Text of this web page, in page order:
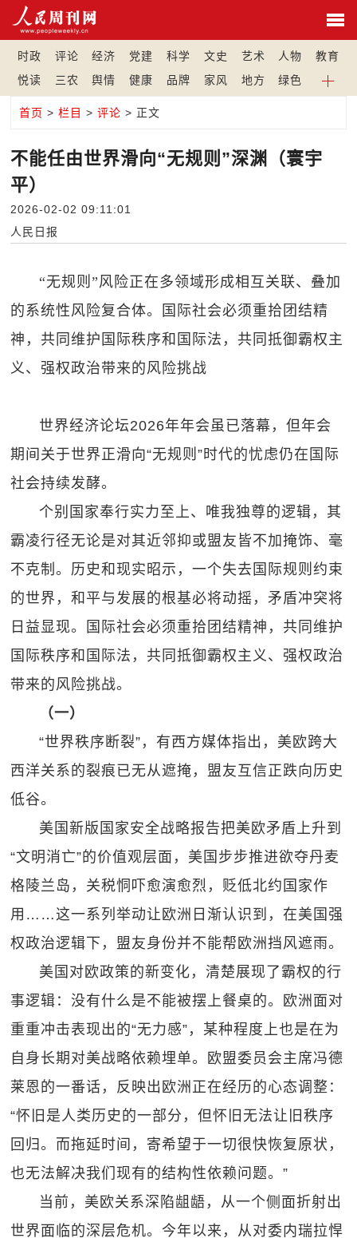
时政 评论 经济 党建 科学 文史 艺术 人物
教育
悦读
三农 舆情 健康 品牌 家风 地方 绿色
首页 >栏目 >评论 > 正文
不能任由世界滑向“无规则”深渊（寰宇
平）
2026-02-02 09:11:01
人民日报
“无规则”风险正在多领域形成相互关联、叠加
的系统性风险复合体。国际社会必须重拾团结精
神，共同维护国际秩序和国际法，共同抵御霸权主
义、强权政治带来的风险挑战
世界经济论坛2026年年会虽已落幕，但年会
期间关于世界正滑向“无规则”时代的忧虑仍在国际
社会持续发酵。
个别国家奉行实力至上、唯我独尊的逻辑，其
霸凌行径无论是对其近邻抑或盟友皆不加掩饰、毫
不克制。历史和现实昭示，一个失去国际规则约束
的世界，和平与发展的根基必将动摇，矛盾冲突将
日益显现。国际社会必须重拾团结精神，共同维护
国际秩序和国际法，共同抵御霸权主义、强权政治
带来的风险挑战。
（一）
“世界秩序断裂”，有西方媒体指出，美欧跨大
西洋关系的裂痕已无从遮掩，盟友互信正跌向历史
低谷。
美国新版国家安全战略报告把美欧矛盾上升到
“文明消亡”的价值观层面，美国步步推进欲夺丹麦
格陵兰岛，关税恫吓愈演愈烈，贬低北约国家作
用……这一系列举动让欧洲日渐认识到，在美国强
权政治逻辑下，盟友身份并不能帮欧洲挡风遮雨。
美国对欧政策的新变化，清楚展现了霸权的行
事逻辑：没有什么是不能被摆上餐桌的。欧洲面对
重重冲击表现出的“无力感”，某种程度上也是在为
自身长期对美战略依赖埋单。欧盟委员会主席冯德
莱恩的一番话，反映出欧洲正在经历的心态调整：
“怀旧是人类历史的一部分，但怀旧无法让旧秩序
回归。而拖延时间，寄希望于一切很快恢复原状，
也无法解决我们现有的结构性依赖问题。”
当前，美欧关系深陷龃龉，从一个侧面折射出
世界面临的深层危机。今年以来，从对委内瑞拉悍